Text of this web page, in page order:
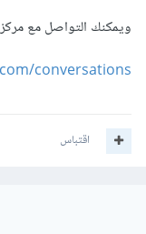
ويمكنك التواصل مع
conversations
اقتباس